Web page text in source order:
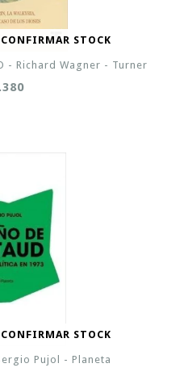
STOCK
- Richard Wagner - Turner
STOCK
Pujol - Planeta